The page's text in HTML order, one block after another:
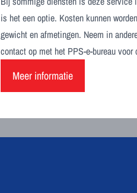
is het een optie. Kosten kunnen
gewicht en afmetingen. Neem in
contact op met het PPS-e-bureau
Meer informatie